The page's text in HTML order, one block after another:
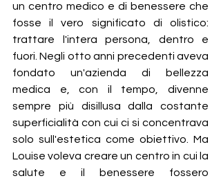
un centro medico e di benessere che
fosse il vero significato di olistico:
trattare l'intera persona, dentro e
fuori. Negli otto anni precedenti aveva
fondato un'azienda di bellezza
medica e, con il tempo, divenne
sempre più disillusa dalla costante
superficialità con cui ci si concentrava
solo sull'estetica come obiettivo. Ma
Louise voleva creare un centro in cui la
salute e il benessere fossero